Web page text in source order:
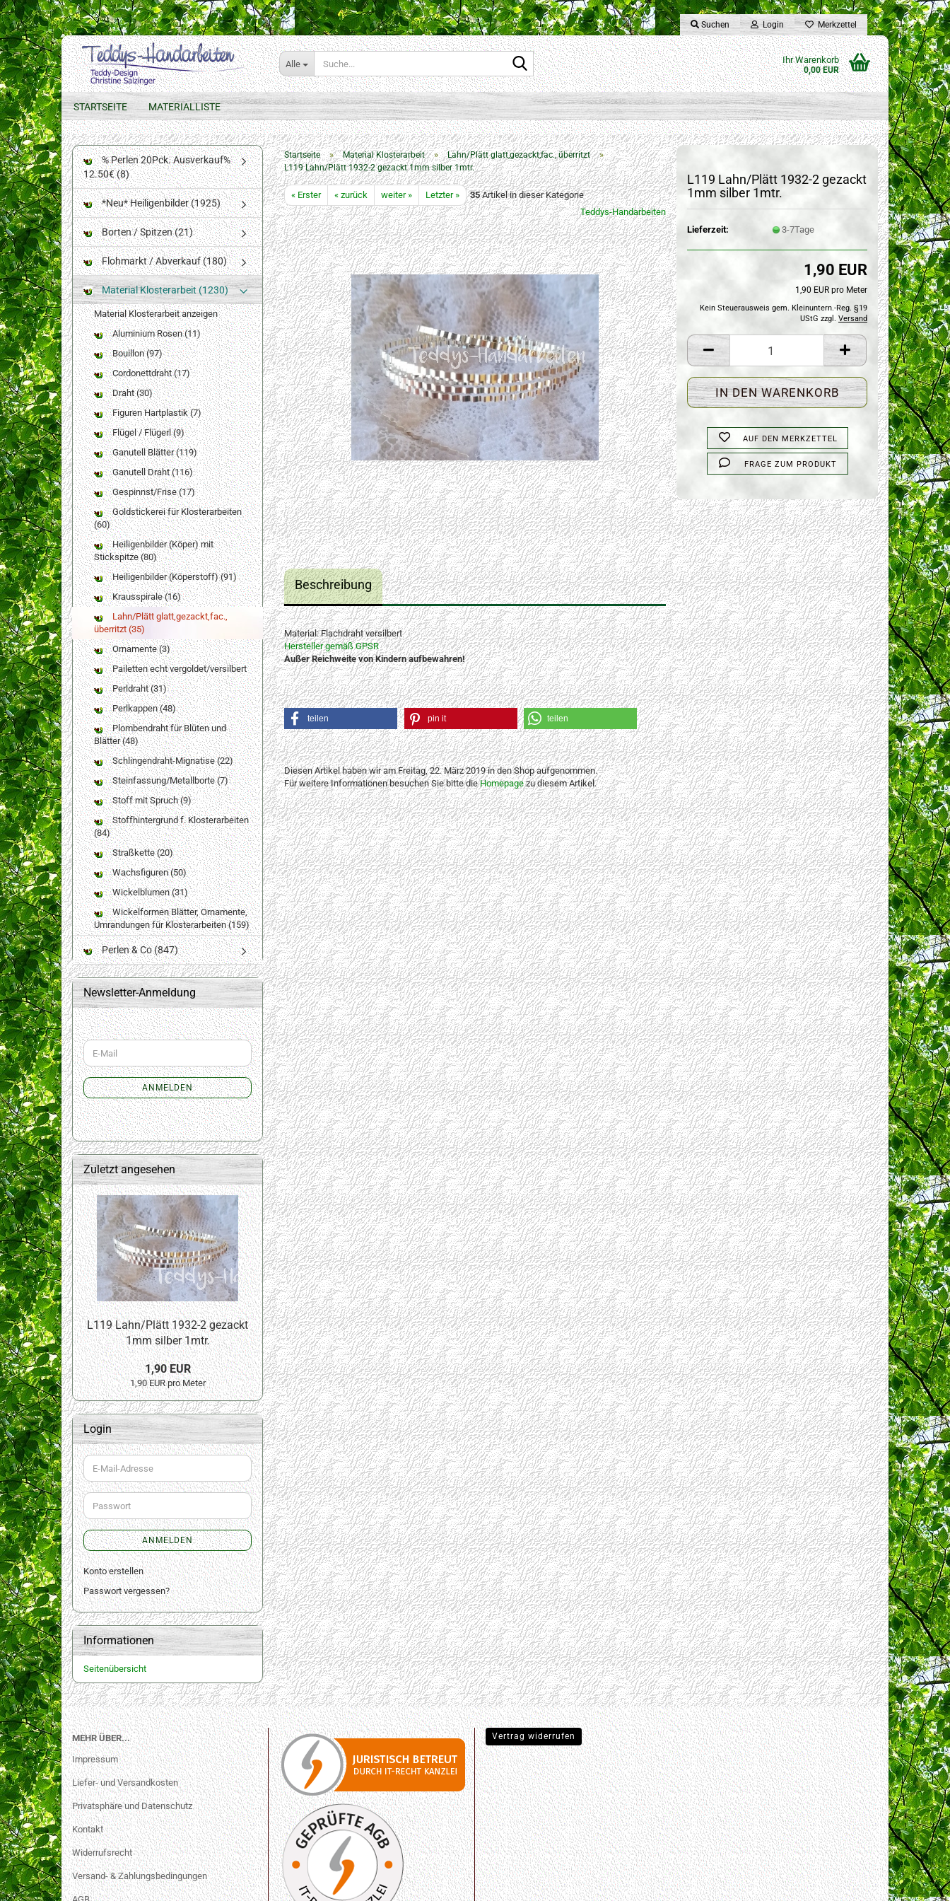
Suchen Login Merkzettel
Alle
Suche... Ihr Warenkorb
0,00 EUR
STARTSEITE MATERIALLISTE
Startseite » Material Klosterarbeit » Lahn/Plätt glatt,gezackt,fac., überritzt »
L119 Lahn/Plätt 1932-2 gezackt 1mm silber 1mtr.
« Erster « zurück weiter » Letzter » 35Artikel in dieser Kategorie
Teddys-Handarbeiten
L119 Lahn/Plätt 1932-2 gezackt
1mm silber 1mtr.
Lieferzeit: 3-7Tage
1,90 EUR
1,90 EUR pro Meter
Kein Steuerausweis gem. Kleinuntern.-Reg. §19
UStG zzgl. Versand
AUF DEN MERKZETTEL
FRAGE ZUM PRODUKT
Beschreibung
Material: Flachdraht versilbert
Hersteller gemäß GPSR
Außer Reichweite von Kindern aufbewahren!
teilen pin it teilen
Diesen Artikel haben wir am Freitag, 22. März 2019 in den Shop aufgenommen.
Für weitere Informationen besuchen Sie bitte dieHomepagezu diesem Artikel.
% Perlen 20Pck. Ausverkauf%
12.50€ (8)
*Neu* Heiligenbilder (1925)
Borten / Spitzen (21)
Flohmarkt / Abverkauf (180)
Material Klosterarbeit (1230)
Material Klosterarbeit anzeigen
Aluminium Rosen (11)
Bouillon (97)
Cordonettdraht (17)
Draht (30)
Figuren Hartplastik (7)
Flügel / Flügerl (9)
Ganutell Blätter (119)
Ganutell Draht (116)
Gespinnst/Frise (17)
Goldstickerei für Klosterarbeiten
(60)
Heiligenbilder (Köper) mit
Stickspitze (80)
Heiligenbilder (Köperstoff) (91)
Krausspirale (16)
Lahn/Plätt glatt,gezackt,fac.,
überritzt (35)
Ornamente (3)
Pailetten echt vergoldet/versilbert
Perldraht (31)
Perlkappen (48)
Plombendraht für Blüten und
Blätter (48)
Schlingendraht-Mignatise (22)
Steinfassung/Metallborte (7)
Stoff mit Spruch (9)
Stoffhintergrund f. Klosterarbeiten
(84)
Straßkette (20)
Wachsfiguren (50)
Wickelblumen (31)
Wickelformen Blätter, Ornamente,
Umrandungen für Klosterarbeiten (159)
Perlen & Co (847)
Newsletter-Anmeldung
WEITER
ZUR
NEWSLETTER-
ANMELDUNG
E-
Mail
ANMELDEN
Zuletzt angesehen
L119 Lahn/Plätt 1932-2 gezackt
1mm silber 1mtr.
1,90 EUR
1,90 EUR pro Meter
Login
E-
Mail-
Adresse
Passwort
ANMELDEN
Konto erstellen
Passwort vergessen?
Informationen
Seitenübersicht
MEHR ÜBER...
Impressum
Liefer- und Versandkosten
Privatsphäre und Datenschutz
Kontakt
Widerrufsrecht
Versand- & Zahlungsbedingungen
Vertrag widerrufen